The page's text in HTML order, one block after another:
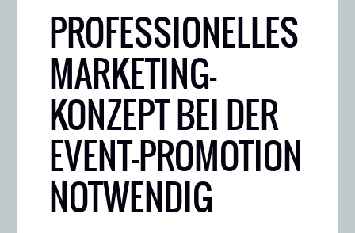
PROFESSIONELLES
MARKETING-
KONZEPT BEI DER
EVENT-PROMOTION
NOTWENDIG